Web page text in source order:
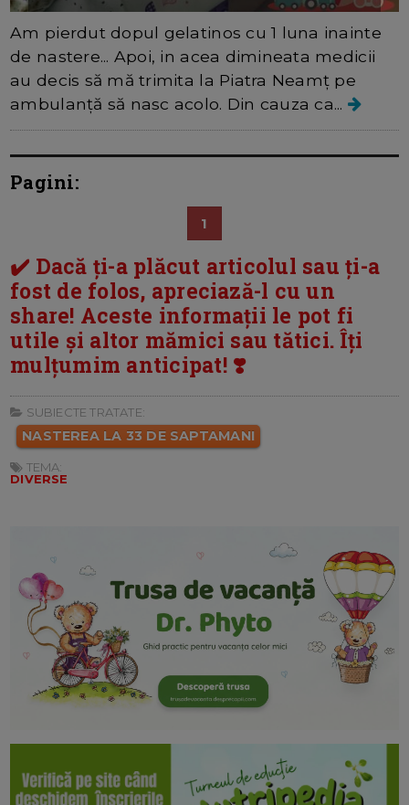
Am pierdut dopul gelatinos cu 1 luna inainte
de nastere... Apoi, in acea dimineata medicii
au decis să mă trimita la Piatra Neamț pe
ambulanță să nasc acolo. Din cauza ca...
Pagini:
1
✔️ Dacă ți-a plăcut articolul sau ți-a
fost de folos, apreciază-l cu un
share! Aceste informații le pot fi
utile și altor mămici sau tătici. Îți
mulțumim anticipat! ❣️
SUBIECTE TRATATE:
NASTEREA LA 33 DE SAPTAMANI
TEMA:
DIVERSE